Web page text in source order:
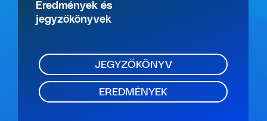
Eredmények és
jegyzőkönyvek
JEGYZŐKÖNYV
EREDMÉNYEK